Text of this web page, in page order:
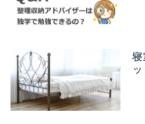
寝